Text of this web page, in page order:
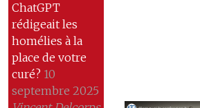
ChatGPT
rédigeait les
homélies à la
place de votre
curé? 10
septembre 2025